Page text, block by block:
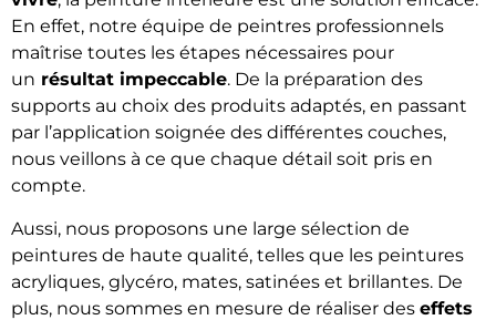
En effet, notre équipe de peintres professionnels
maîtrise toutes les étapes nécessaires pour
un résultat impeccable. De la préparation des
supports au choix des produits adaptés, en passant
par l’application soignée des différentes couches,
nous veillons à ce que chaque détail soit pris en
compte.
Aussi, nous proposons une large sélection de
peintures de haute qualité, telles que les peintures
acryliques, glycéro, mates, satinées et brillantes. De
plus, nous sommes en mesure de réaliser des effets